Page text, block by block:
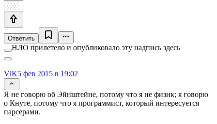
Ответить
НЛО прилетело и опубликовало эту надпись здесь
VlK5 фев 2015 в 19:02
Я не говорю об Эйнштейне, потому что я не физик; я говорю
о Кнуте, потому что я программист, который интересуется
парсерами.